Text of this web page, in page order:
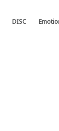
DISC